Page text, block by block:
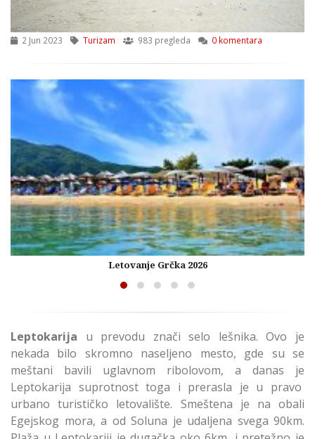
2 Jun 2023 Turizam 983 pregleda 0 komentara
Letovanje Grčka 2026
Leptokarija u prevodu znači selo lešnika. Ovo je
nekada bilo skromno naseljeno mesto, gde su se
meštani bavili uglavnom ribolovom, a danas je
Leptokarija suprotnost toga i prerasla je u pravo
urbano turističko letovalište. Smeštena je na obali
Egejskog mora, a od Soluna je udaljena svega 90km.